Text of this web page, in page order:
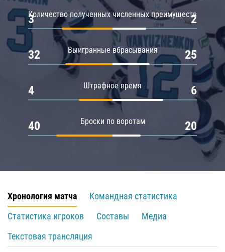
Количество полученных численных преимуществ
3 2
Выигранные вбрасывания
32 25
Штрафное время
4 6
Броски по воротам
40 20
Хронология матча
Командная статистика
Статистика игроков
Составы
Медиа
Текстовая трансляция